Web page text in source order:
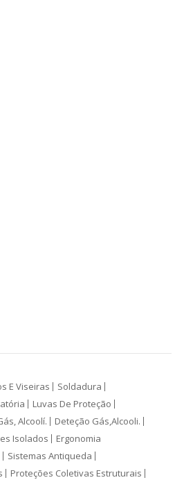
E Viseiras
Soldadura
Luvas De Proteção
Alcoolí.
Deteção Gás,Alcooli.
Isolados Ergonomia
Sistemas Antiqueda
Proteções Coletivas Estruturais